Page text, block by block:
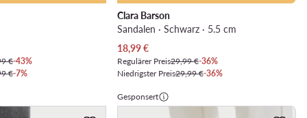
€-43%
€-7%
Clara Barson
Sandalen · Schwarz · 5.5 cm
Aktueller Preis
18,99€
Regulärer Preis29,99 €-36%
Niedrigster Preis29,99 €-36%
Gesponsert